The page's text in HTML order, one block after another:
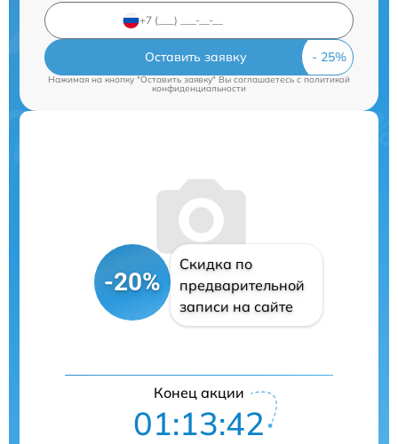
Оставить заявку
Нажимая на кнопку "Оставить заявку" Вы соглашаетесь cполитикой
конфиденциальности
-20%
Скидка по
предварительной
записи на сайте
Конец акции
01:13:41